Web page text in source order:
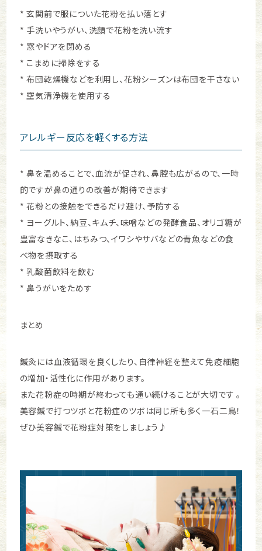
* 玄関前で服についた花粉を払い落とす
* 手洗いやうがい、洗顔で花粉を洗い流す
* 窓やドアを閉める
* こまめに掃除をする
* 布団乾燥機などを利用し、花粉シーズンは布団を干さない
* 空気清浄機を使用する
アレルギー反応を軽くする方法
* 鼻を温めることで、血流が促され、鼻腔も広がるので、一時
的ですが鼻の通りの改善が期待できます
* 花粉との接触をできるだけ避け、予防する
* ヨーグルト、納豆、キムチ、味噌などの発酵食品、オリゴ糖が
豊富なきなこ、はちみつ、イワシやサバなどの青魚などの食
べ物を摂取する
* 乳酸菌飲料を飲む
* 鼻うがいをためす
まとめ
鍼灸には血液循環を良くしたり、自律神経を整えて免疫細胞
の増加・活性化に作用があります。
また花粉症の時期が終わっても通い続けることが大切です 。
美容鍼で打つツボと花粉症のツボは同じ所も多く一石二鳥！
ぜひ美容鍼で花粉症対策をしましょう♪